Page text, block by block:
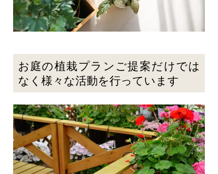
お庭の植栽プランご提案だけでは
なく様々な活動を行っています